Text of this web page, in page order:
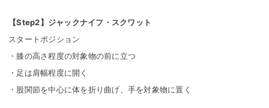
【Step2】ジャックナイフ・スクワット
スタートポジション
・膝の高さ程度の対象物の前に立つ
・足は肩幅程度に開く
・股関節を中心に体を折り曲げ、手を対象物に置く